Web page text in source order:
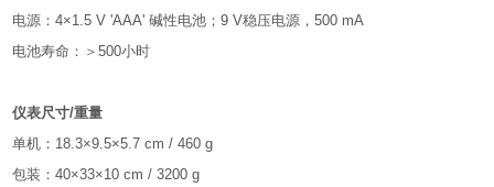
电源：4×1.5 V 'AAA' 碱性电池；9 V稳压电源，500 mA
电池寿命：＞500小时
仪表尺寸/重量
单机：18.3×9.5×5.7 cm / 460 g
包装：40×33×10 cm / 3200 g